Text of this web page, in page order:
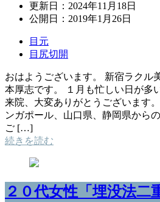
更新日： 2024年11月18日
公開日： 2019年1月26日
目元
目尻切開
おはようございます。 新宿ラクル
本厚志です。 １月も忙しい日が多
来院、大変ありがとうございます
ンガポール、山口県、静岡県から
ご […]
続きを読む
２０代女性「埋没法二